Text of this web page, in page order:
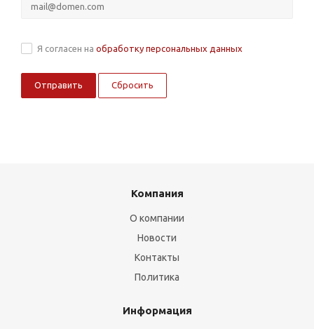
Я согласен на обработку персональных данных
Сбросить
Компания
О компании
Новости
Контакты
Политика
Информация